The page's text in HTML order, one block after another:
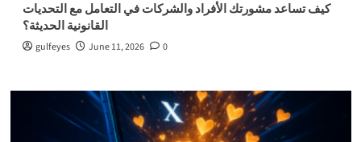
كيف تساعد مشورتك الأفراد والشركات في التعامل مع التحديات
القانونية الحديثة؟
gulfeyes June 11, 2026 0